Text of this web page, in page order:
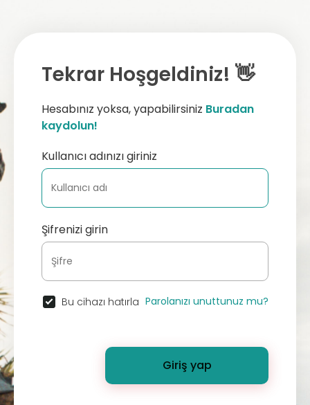
Tekrar Hoşgeldiniz! 👋
Hesabınız yoksa, yapabilirsiniz Buradan
kaydolun!
Kullanıcı adınızı giriniz
Şifrenizi girin
Bu cihazı hatırla Parolanızı unuttunuz mu?
Giriş yap